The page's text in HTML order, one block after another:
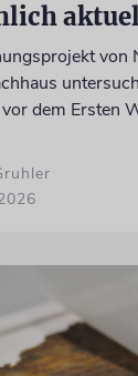
von
vor dem Ersten